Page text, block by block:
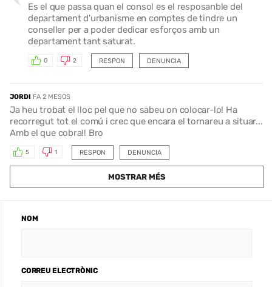
Es el que passa quan el consol es el resposanble del
departament d'urbanisme en comptes de tindre un
conseller per a poder dedicar esforços amb un
departament tant saturat.
RESPON
0 2 DENUNCIA
JORDI FA 2 MESOS
Ja heu trobat el lloc pel que no sabeu on colocar-lo! Ha
recorregut tot el comú i crec que encara el tornareu a situar...
Amb el que cobra!! Bro
RESPON
5 1 DENUNCIA
MOSTRAR MÉS
NOM
CORREU ELECTRÒNIC